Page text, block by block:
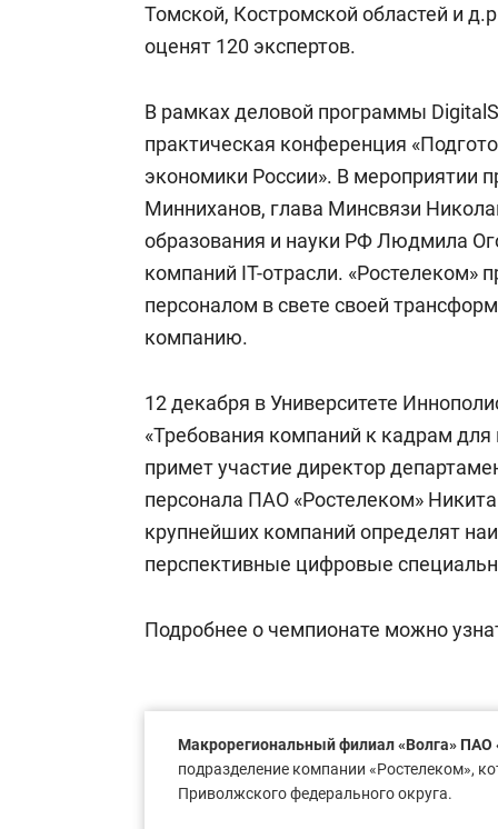
Томской, Костромской областей и
оценят 120 экспертов.
В рамках деловой программы
практическая конференция
экономики России». В мероприятии
Минниханов, глава Минсвязи
образования и науки РФ Людмила
компаний IT-отрасли. «Ростелеком»
персоналом в свете своей
компанию.
12 декабря в Университете
«Требования компаний к кадрам
примет участие директор
персонала ПАО «Ростелеком»
крупнейших компаний определят
перспективные цифровые
Подробнее о чемпионате можно
Макрорегиональный филиал «Волга» ПАО
подразделение компании «Ростелеком»,
Приволжского федерального округа.